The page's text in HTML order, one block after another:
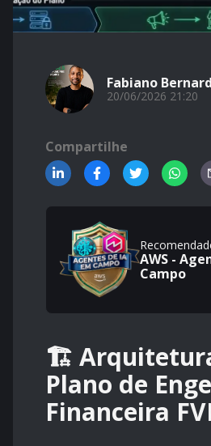
Fabiano
20/06/2026 21:20
Compartilhe
AWS -
Campo
🏗️
Plano de
Financeira